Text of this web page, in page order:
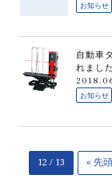
お知らせ
自動車
れました
お知らせ
12 / 13 « 先頭